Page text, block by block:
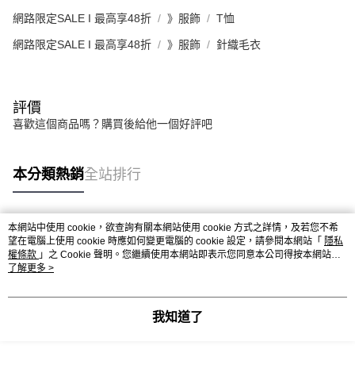
網路限定SALE I 最高享48折 》服飾 T恤
網路限定SALE I 最高享48折 》服飾 針織毛衣
評價
喜歡這個商品嗎？購買後給他一個好評吧
本分類熱銷全站排行
熱門標籤
本網站中使用 cookie，欲查詢有關本網站使用 cookie 方式之詳情，及若您不希
望在電腦上使用 cookie 時應如何變更電腦的 cookie 設定，請參閱本網站「 隱私
權條款 」之 Cookie 聲明。您繼續使用本網站即表示您同意本公司得按本網站使
用條款之 Cookie 聲明使用 cookie。
了解更多 >
我知道了